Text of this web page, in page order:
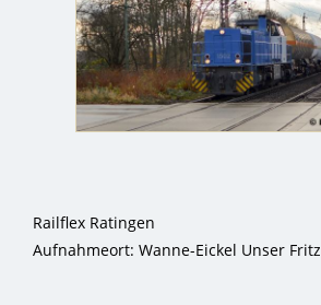
Railflex Ratingen
Aufnahmeort: Wanne-Eickel Unser Fritz